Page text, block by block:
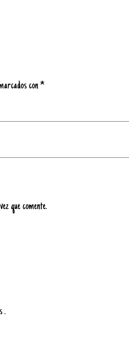
con*
que comente.
.